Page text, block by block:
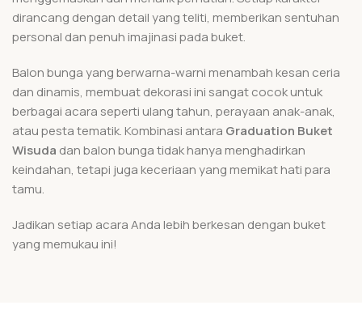
dirancang dengan detail yang teliti, memberikan sentuhan
personal dan penuh imajinasi pada buket.
Balon bunga yang berwarna-warni menambah kesan ceria
dan dinamis, membuat dekorasi ini sangat cocok untuk
berbagai acara seperti ulang tahun, perayaan anak-anak,
atau pesta tematik. Kombinasi antara Graduation Buket
Wisuda dan balon bunga tidak hanya menghadirkan
keindahan, tetapi juga keceriaan yang memikat hati para
tamu.
Jadikan setiap acara Anda lebih berkesan dengan buket
yang memukau ini!